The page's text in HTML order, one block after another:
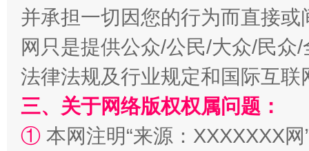
并承担一切因您的行为而直接
网只是提供公众/公民/大众/民
法律法规及行业规定和国际互
三、关于网络版权权属问题：
① 本网注明“来源：XXXXXXX